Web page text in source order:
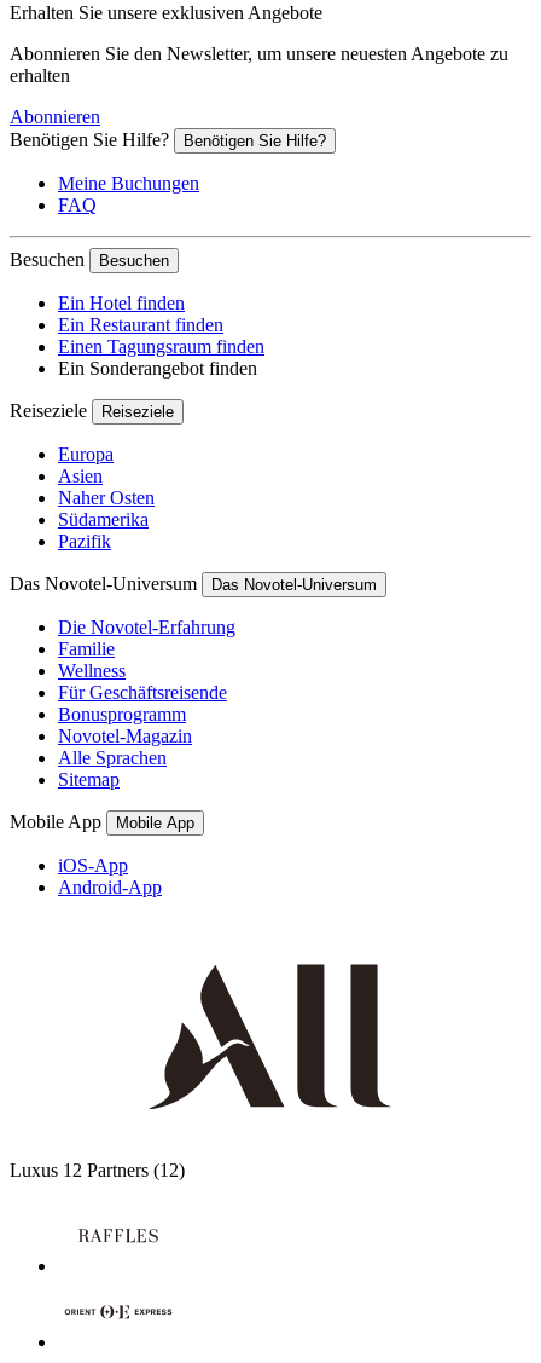
Erhalten Sie unsere exklusiven Angebote
Abonnieren Sie den Newsletter, um unsere neuesten Angebote zu
erhalten
Abonnieren
Benötigen Sie Hilfe?
Benötigen Sie Hilfe?
Meine Buchungen
FAQ
Besuchen Besuchen
Ein Hotel finden
Ein Restaurant finden
Einen Tagungsraum finden
Ein Sonderangebot finden
Reiseziele Reiseziele
Europa
Asien
Naher Osten
Südamerika
Pazifik
Das Novotel-Universum Das Novotel-Universum
Die Novotel-Erfahrung
Familie
Wellness
Für Geschäftsreisende
Bonusprogramm
Novotel-Magazin
Alle Sprachen
Sitemap
Mobile App Mobile App
iOS-App
Android-App
Luxus 12 Partners (12)